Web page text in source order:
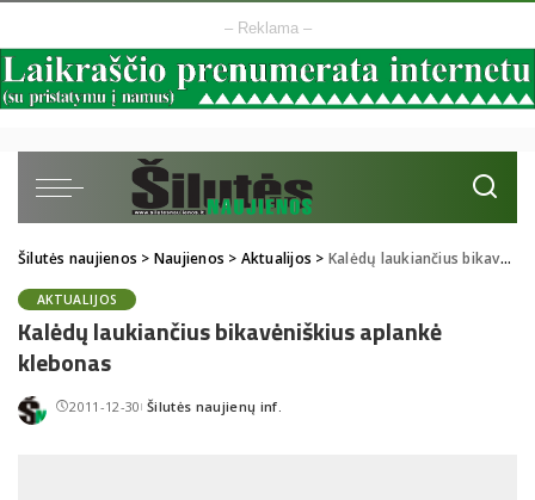
– Reklama –
Šilutės naujienos > Naujienos > Aktualijos > Kalėdų laukiančius bikavėniškius aplankė klebonas
AKTUALIJOS
Kalėdų laukiančius bikavėniškius aplankė
klebonas
2011-12-30Posted
Šilutės naujienų inf.